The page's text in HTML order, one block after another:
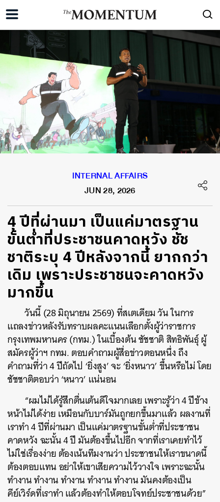
INTERNAL AFFAIRS
JUN 28, 2026
4 ปีที่ผ่านมา เป็นแค่มาตรฐาน
ขั้นต่ำที่ประชาชนคาดหวัง ชัช
ชาติระบุ 4 ปีหลังจากนี้ ยากกว่า
เดิม เพราะประชาชนจะคาดหวัง
มากขึ้น
วันนี้ (28 มิถุนายน 2569) ที่สเตเดียม วัน ในการ
แถลงข่าวหลังรับทราบผลคะแนนเลือกตั้งผู้ว่าราชการ
กรุงเทพมหานคร (กทม.) ในเบื้องต้น ชัชชาติ สิทธิพันธุ์ ผู้
สมัครผู้ว่าฯ กทม. ตอบคำถามผู้สื่อข่าวตอนหนึ่ง ถึง
คำถามที่ว่า 4 ปีถัดไป ‘ยิ่งสูง’ จะ ‘ยิ่งหนาว’ ขึ้นหรือไม่ โดย
ชัชชาติตอบว่า ‘หนาว’ แน่นอน
“ผมไม่ได้รู้สึกตื่นเต้นดีใจมากเลย เพราะรู้ว่า 4 ปีข้าง
หน้าไม่ได้ง่าย เหมือนกับบาร์มันถูกยกขึ้นมาแล้ว ผลงานที่
เราทำ 4 ปีที่ผ่านมา เป็นแค่มาตรฐานขั้นต่ำที่ประชาชน
คาดหวัง ฉะนั้น 4 ปี มันต้องขึ้นไปอีก จากที่เราเคยทำไว้
ไม่ใช่เรื่องง่าย ต้องเน้นทีมงานว่า ประชาชนให้เราขนาดนี้
ต้องตอบแทน อย่าให้เขาเสียความไว้วางใจ เพราะฉะนั้น
ทำงาน ทำงาน ทำงาน ทำงาน ทำงาน มันคงต้องเป็น
คีย์เวิร์ดที่เราทำ แล้วต้องทำให้ตอบโจทย์ประชาชนด้วย”